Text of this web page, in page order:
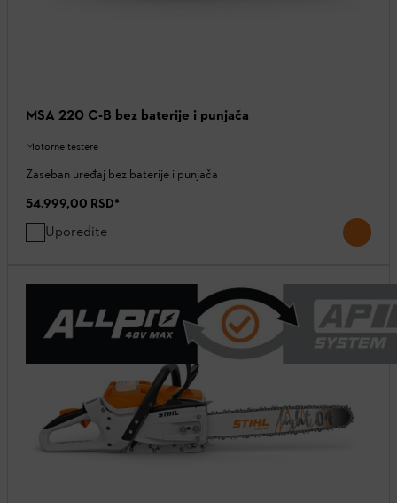
MSA 220 C-B bez baterije i punjača
Motorne testere
Zaseban uređaj bez baterije i punjača
54.999,00 RSD*
Uporedite